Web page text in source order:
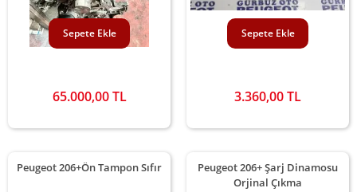
65.000,00 TL
Sepete Ekle
3.360,00 TL
Sepete Ekle
Peugeot 206+Ön Tampon Sıfır
Peugeot 206+ Şarj Dinamosu
Orjinal Çıkma